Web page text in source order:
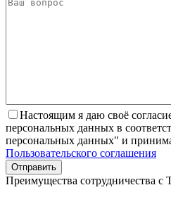
Настоящим я даю своё
персональных данных в
персональных данных" и
Пользовательского соглашения
Преимущества сотрудничества с